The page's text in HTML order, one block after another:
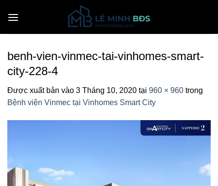
qua
benh-vien-vinmec-tai-vinhomes-smart-
city-228-4
Được xuất bản vào 3 Tháng 10, 2020 tại 960 × 960 trong
Bệnh viện Vinmec tại Vinhomes Smart City